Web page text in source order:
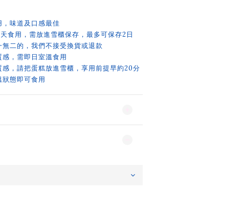
，味道及口感最佳
食用，需放進雪櫃保存，最多可保存2日
無二的，我們不接受換貨或退款
感，需即日室溫食用
感，請把蛋糕放進雪櫃，享用前提早約20分
態即可食用